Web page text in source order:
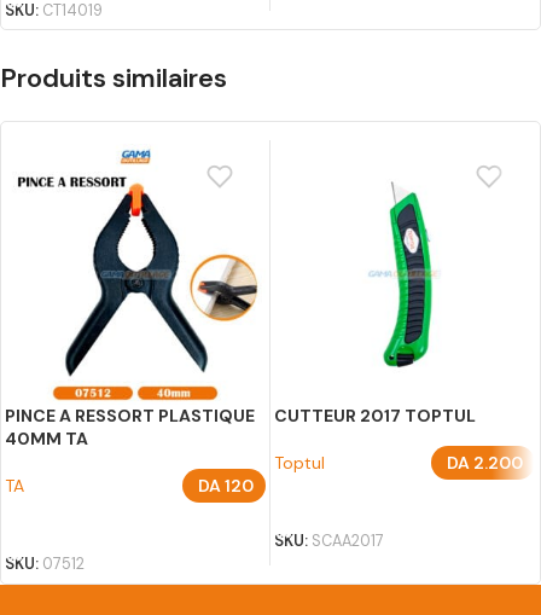
SKU: CT14019
Produits similaires
PINCE A RESSORT PLASTIQUE
40MM TA
TA DA120
SKU: 07512
CUTTEUR 2017 TOPTUL
Toptul DA 2.200
SKU: SCAA2017